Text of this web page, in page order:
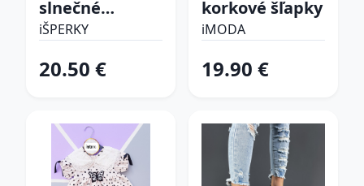
slnečné
okuliare
iŠPERKY
20.50 €
korkové šľapky
iMODA
19.90 €